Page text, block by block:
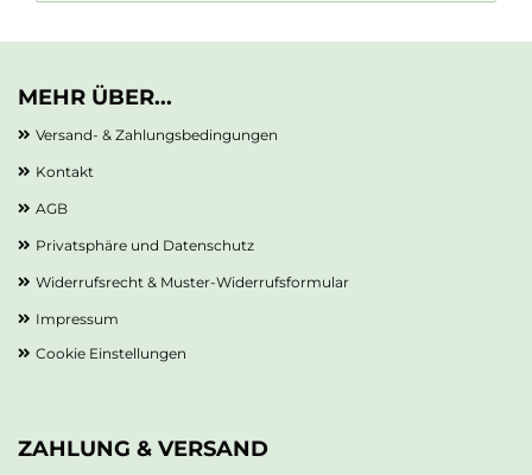
MEHR ÜBER...
Versand- & Zahlungsbedingungen
Kontakt
AGB
Privatsphäre und Datenschutz
Widerrufsrecht & Muster-Widerrufsformular
Impressum
Cookie Einstellungen
ZAHLUNG & VERSAND